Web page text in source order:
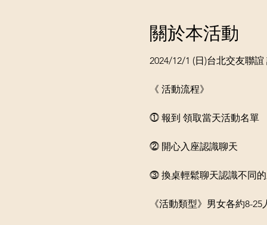
關於本活動
2024/12/1 (日)台北交友聯
《 活動流程》
⓵ 報到 領取當天活動名單
⓶ 開心入座認識聊天
⓷ 換桌輕鬆聊天認識不同
《活動類型》男女各約8-